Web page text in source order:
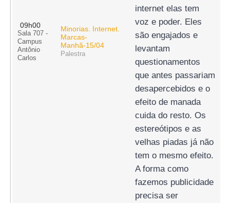
09h00
Sala 707 -
Campus
Antônio
Carlos
Minorias. Internet.
Marcas-
Manhã-15/04
Palestra
internet elas tem
voz e poder. Eles
são engajados e
levantam
questionamentos
que antes passariam
desapercebidos e o
efeito de manada
cuida do resto. Os
estereótipos e as
velhas piadas já não
tem o mesmo efeito.
A forma como
fazemos publicidade
precisa ser